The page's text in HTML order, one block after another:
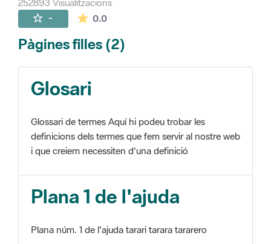
- 0.0La mitjana de les valoracions és de 0
Pàgines filles (2)
Glosari
Glossari de termes Aquí hi podeu trobar les
definicions dels termes que fem servir al nostre web
i que creiem necessiten d'una definició
Plana 1 de l'ajuda
Plana núm. 1 de l'ajuda tarari tarara tararero